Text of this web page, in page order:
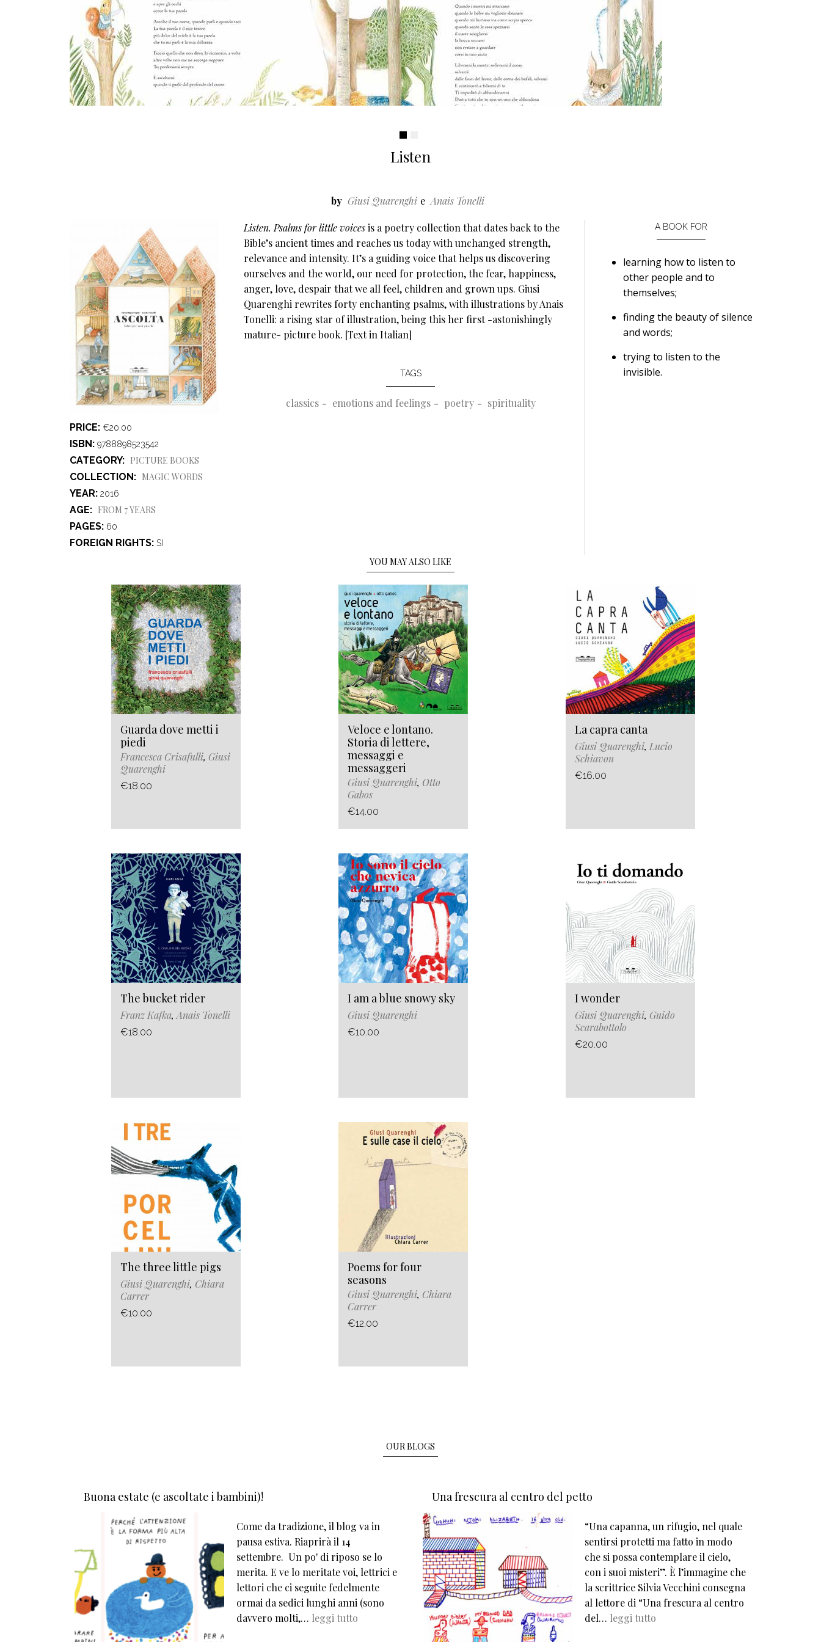
Listen
by Giusi Quarenghi Anais Tonelli
PRICE €20.00
ISBN 9788898523542
CATEGORY
PICTURE BOOKS
COLLECTION
MAGIC WORDS
YEAR 2016
AGE
FROM 7 YEARS
PAGES 60
FOREIGN RIGHTS SI
Listen. Psalms for little voicesis a poetry collection that dates back to the
Bible’s ancient times and reaches us today with unchanged strength,
relevance and intensity. It’s a guiding voice that helps us discovering
ourselves and the world, our need for protection, the fear, happiness,
anger, love, despair that we all feel, children and grown ups. Giusi
Quarenghi rewrites forty enchanting psalms, with illustrations by Anais
Tonelli: a rising star of illustration, being this her first -astonishingly
mature- picture book. [Text in Italian]
TAGS
classics emotions and feelings poetry spirituality
A BOOK FOR
learning how to listen to
other people and to
themselves;
finding the beauty of silence
and words;
trying to listen to the
invisible.
YOU MAY ALSO LIKE
Guarda dove metti i
piedi
Francesca Crisafulli, Giusi
Quarenghi
€18.00
Veloce e lontano.
Storia di lettere,
messaggi e
messaggeri
Giusi Quarenghi, Otto
Gabos
€14.00
La capra canta
Giusi Quarenghi, Lucio
Schiavon
€16.00
The bucket rider
Franz Kafka, Anais Tonelli
€18.00
I am a blue snowy sky
Giusi Quarenghi
€10.00
I wonder
Giusi Quarenghi, Guido
Scarabottolo
€20.00
The three little pigs
Giusi Quarenghi, Chiara
Carrer
€10.00
Poems for four
seasons
Giusi Quarenghi, Chiara
Carrer
€12.00
OUR BLOGS
Buona estate (e ascoltate i bambini)!
Come da tradizione, il blog va in
pausa estiva. Riaprirà il 14
settembre. Un po' di riposo se lo
merita. E ve lo meritate voi, lettrici e
lettori che ci seguite fedelmente
ormai da sedici lunghi anni (sono
davvero molti,… leggi tutto
Una frescura al centro del petto
“Una capanna, un rifugio, nel quale
sentirsi protetti ma fatto in modo
che si possa contemplare il cielo,
con i suoi misteri”. È l’immagine che
la scrittrice Silvia Vecchini consegna
al lettore di “Una frescura al centro
del… leggi tutto